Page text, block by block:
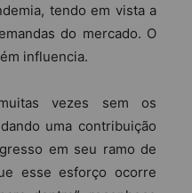
tendo em vista a
do mercado. O
influencia.
vezes sem os
uma contribuição
em seu ramo de
esse esforço ocorre